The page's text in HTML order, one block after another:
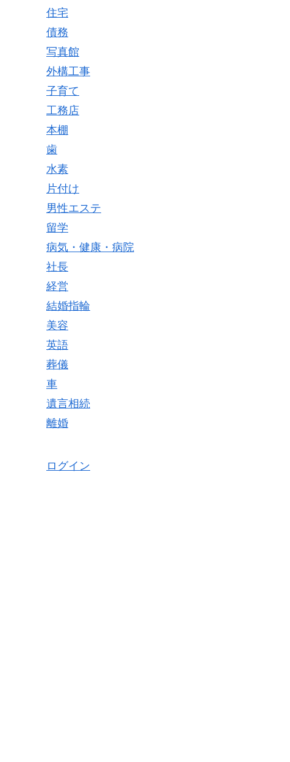
住宅
債務
写真館
外構工事
子育て
工務店
本棚
歯
水素
片付け
男性エステ
留学
病気・健康・病院
社長
経営
結婚指輪
美容
英語
葬儀
車
遺言相続
離婚
ログイン